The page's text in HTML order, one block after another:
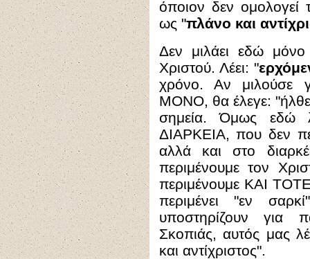
όποιον δεν ομολογεί
ως "πλάνο και
Δεν μιλάει εδώ
Χριστού. Λέει: "
χρόνο. Αν μιλούσε
ΜΟΝΟ, θα έλεγε:
σημεία. Όμως εδώ
ΔΙΑΡΚΕΙΑ, που δεν
αλλά και στο
περιμένουμε τον
περιμένουμε ΚΑΙ
περιμένει "εν
υποστηρίζουν για
Σκοπιάς, αυτός μας
και αντίχριστος".